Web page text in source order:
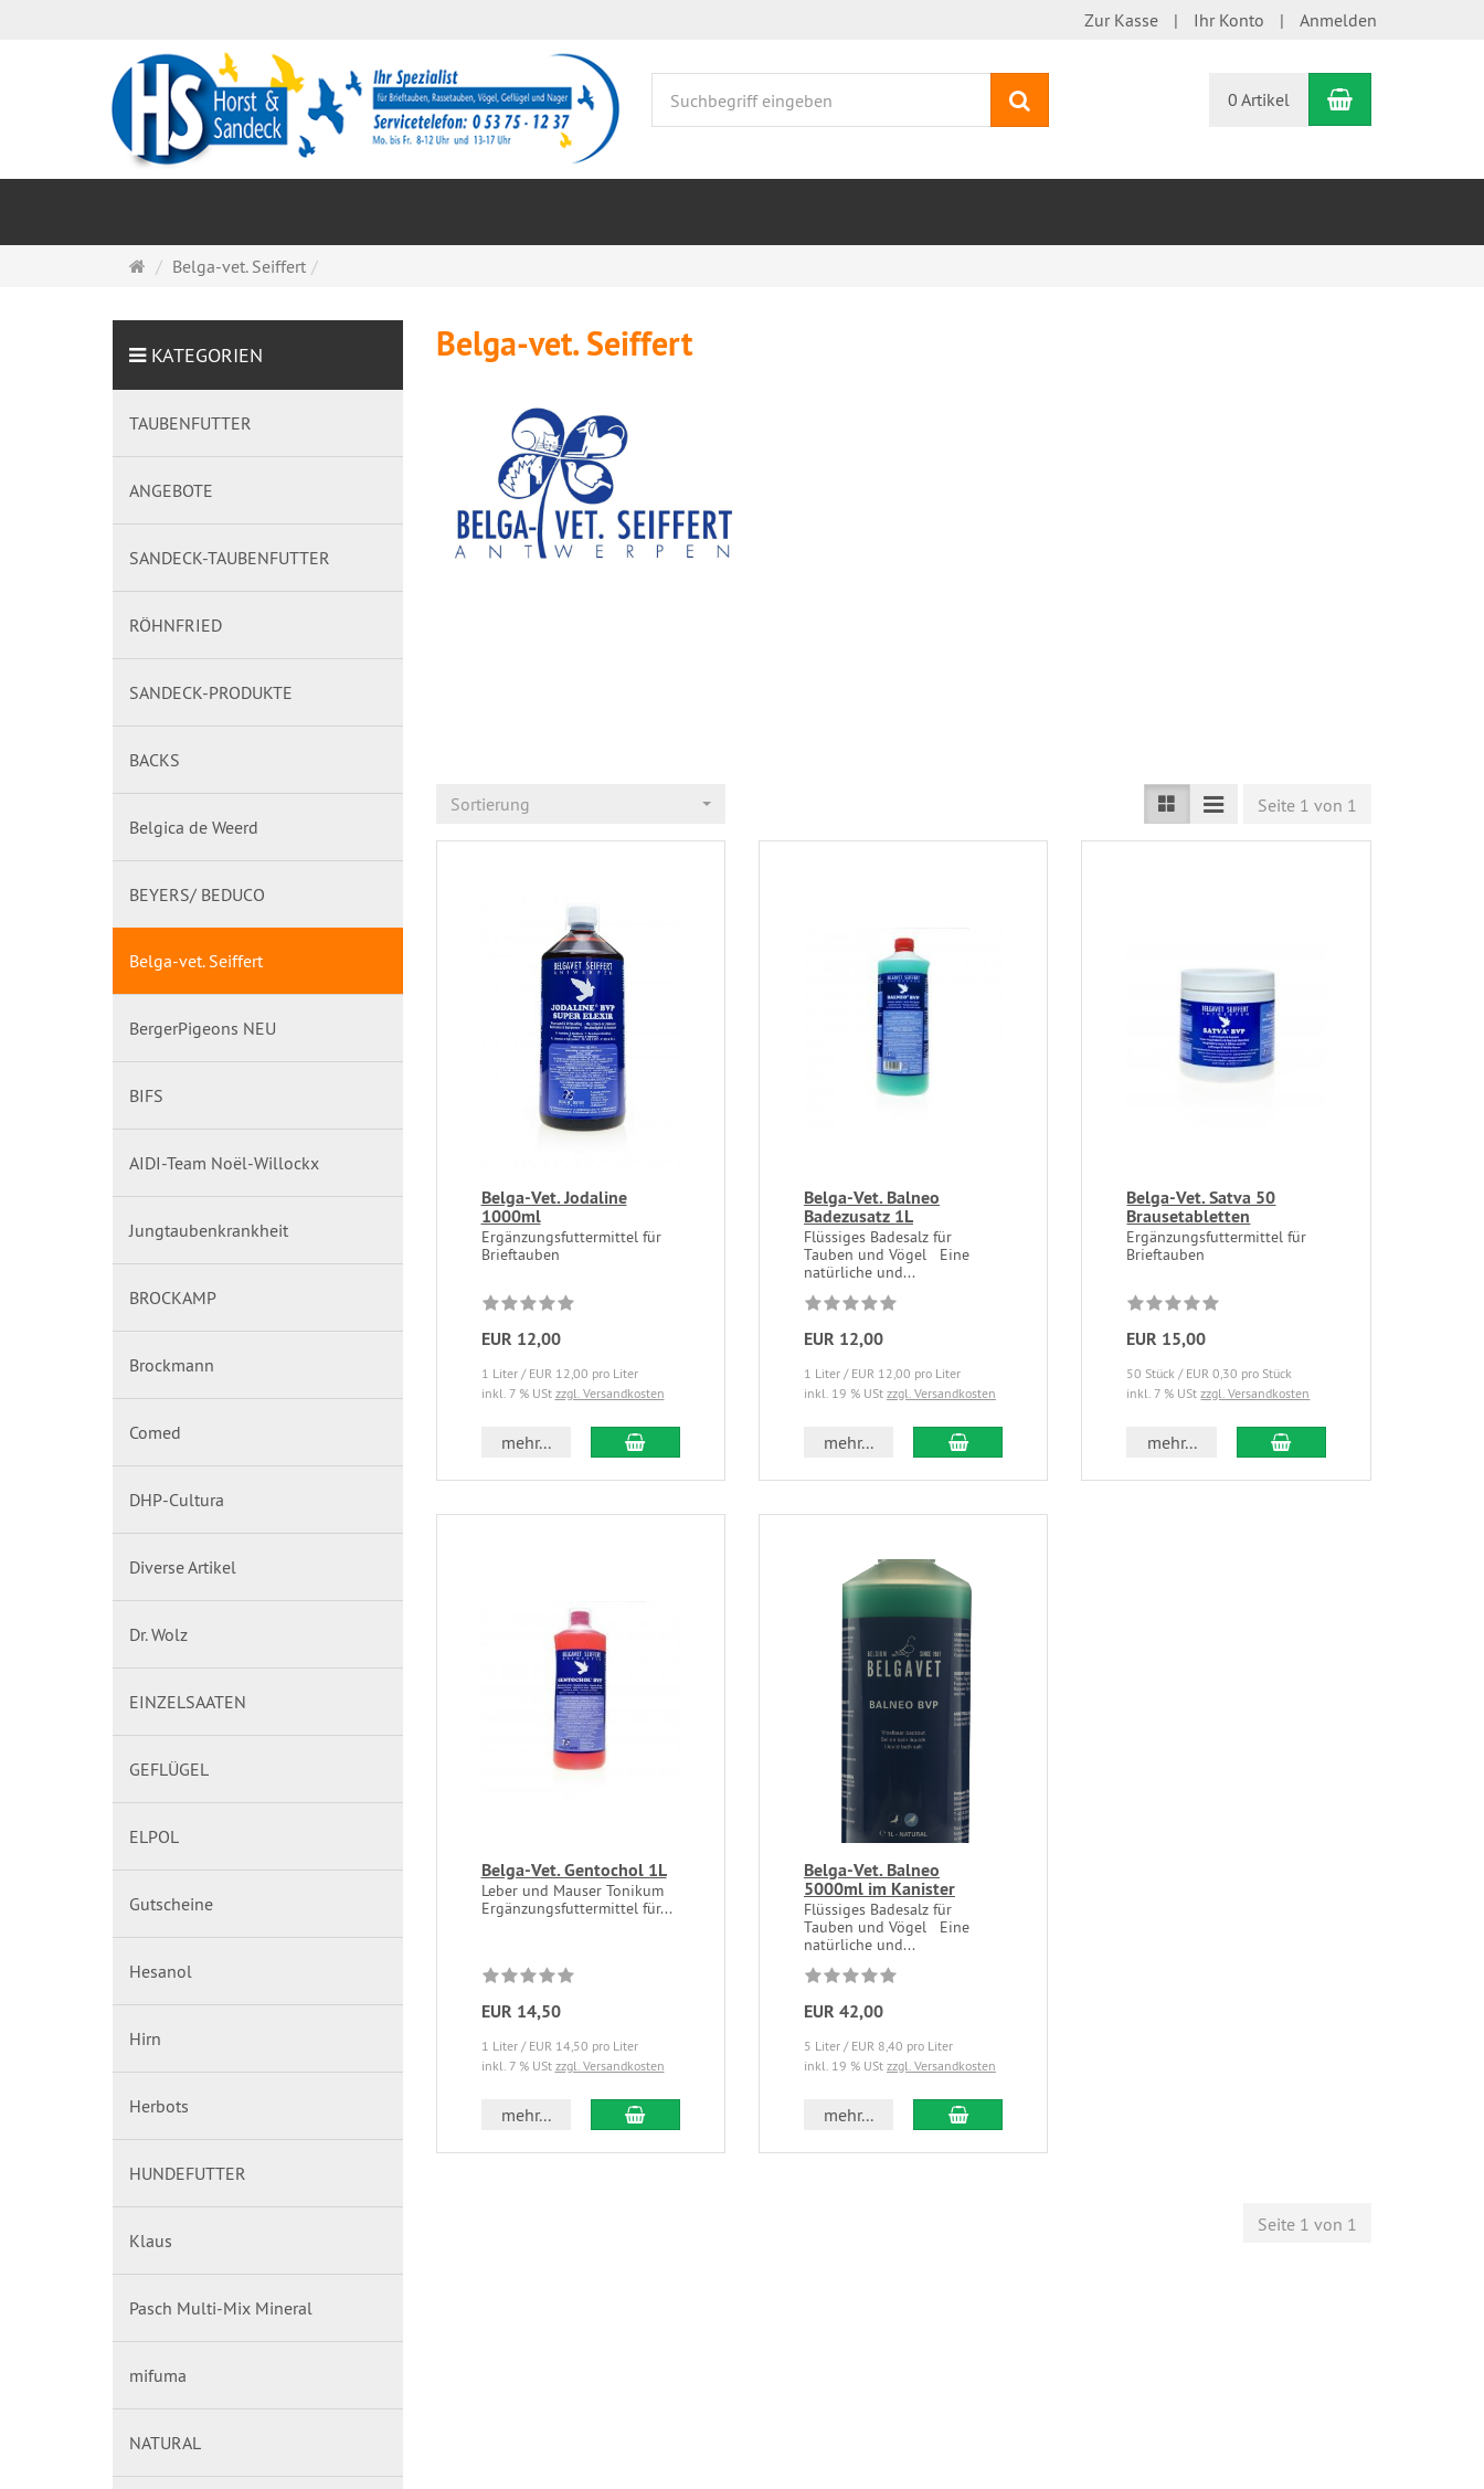
Zur Kasse Ihr Konto Anmelden
0 Artikel Warenkorb
Startseite
Belga-vet. Seiffert
Belga-vet. Seiffert
Sortierung Seite 1 von 1
Belga-Vet. Jodaline
1000ml
Ergänzungsfuttermittel für
Brieftauben
EUR 12,00
1 Liter / EUR 12,00 pro Liter
inkl. 7 % USt zzgl. Versandkosten
mehr...
Belga-Vet. Balneo
Badezusatz 1L
Flüssiges Badesalz für
Tauben und Vögel Eine
natürliche und...
EUR 12,00
1 Liter / EUR 12,00 pro Liter
inkl. 19 % USt zzgl. Versandkosten
mehr...
Belga-Vet. Satva 50
Brausetabletten
Ergänzungsfuttermittel für
Brieftauben
EUR 15,00
50 Stück / EUR 0,30 pro Stück
inkl. 7 % UStzzgl. Versandkosten
mehr...
Belga-Vet. Gentochol 1L
Leber und Mauser Tonikum
Ergänzungsfuttermittel für...
EUR 14,50
1 Liter / EUR 14,50 pro Liter
inkl. 7 % USt zzgl. Versandkosten
mehr...
Belga-Vet. Balneo
5000ml im Kanister
Flüssiges Badesalz für
Tauben und Vögel Eine
natürliche und...
EUR 42,00
5 Liter / EUR 8,40 pro Liter
inkl. 19 % USt zzgl. Versandkosten
mehr...
Seite 1 von 1
KATEGORIEN
TAUBENFUTTER
ANGEBOTE
SANDECK-TAUBENFUTTER
RÖHNFRIED
SANDECK-PRODUKTE
BACKS
Belgica de Weerd
BEYERS/ BEDUCO
Belga-vet. Seiffert
BergerPigeons NEU
BIFS
AIDI-Team Noël-Willockx
Jungtaubenkrankheit
BROCKAMP
Brockmann
Comed
DHP-Cultura
Diverse Artikel
Dr. Wolz
EINZELSAATEN
GEFLÜGEL
ELPOL
Gutscheine
Hesanol
Hirn
Herbots
HUNDEFUTTER
Klaus
Pasch Multi-Mix Mineral
mifuma
NATURAL